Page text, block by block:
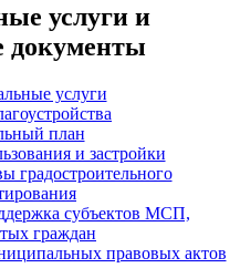
услуги и
документы
услуги
план
и застройки
градостроительного
субъектов МСП,
граждан
правовых актов